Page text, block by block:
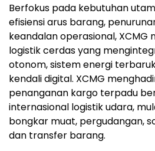
Berfokus pada kebutuhan
efisiensi arus barang,
keandalan operasional, XCMG
logistik cerdas yang
otonom, sistem energi
kendali digital. XCMG
penanganan kargo terpadu
internasional logistik udara,
bongkar muat, pergudangan,
dan transfer barang.